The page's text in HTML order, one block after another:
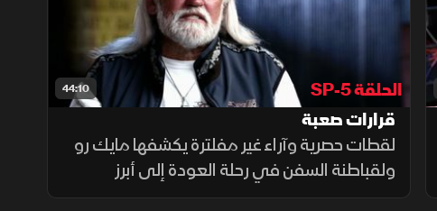
44:10
الحلقة SP-5
قرارات صعبة
لقطات حصرية وآراء غير مفلترة يكشفها مايك رو
ولقباطنة السفن في رحلة العودة إلى أبرز
اللحظات والقرارات المصيرية التي مهدت